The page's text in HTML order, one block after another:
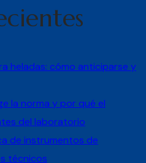
heladas: cómo anticiparse y
la norma y por qué el
del laboratorio
de instrumentos de
técnicos